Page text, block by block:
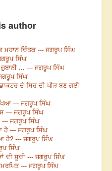
author
ਮਹਾਨ ਚਿੰਤਕ --- ਜਗਰੂਪ ਸਿੰਘ
ਸਿੰਘ
... --- ਜਗਰੂਪ ਸਿੰਘ
ਸਿੰਘ
ਦੇ ਸਿਰ ਦੀ ਪੀੜ ਬਣ ਗਈ ---
--- ਜਗਰੂਪ ਸਿੰਘ
--- ਜਗਰੂਪ ਸਿੰਘ
--- ਜਗਰੂਪ ਸਿੰਘ
--- ਜਗਰੂਪ ਸਿੰਘ
ਹੈ? --- ਜਗਰੂਪ ਸਿੰਘ
ਸਿੰਘ
ਦੀ ਸੂਚੀ --- ਜਗਰੂਪ ਸਿੰਘ
--- ਜਗਰੂਪ ਸਿੰਘ